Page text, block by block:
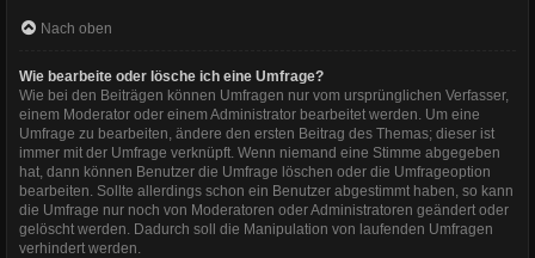
Nach oben
Wie bearbeite oder lösche ich eine Umfrage?
Wie bei den Beiträgen können Umfragen nur vom ursprünglichen Verfasser,
einem Moderator oder einem Administrator bearbeitet werden. Um eine
Umfrage zu bearbeiten, ändere den ersten Beitrag des Themas; dieser ist
immer mit der Umfrage verknüpft. Wenn niemand eine Stimme abgegeben
hat, dann können Benutzer die Umfrage löschen oder die Umfrageoption
bearbeiten. Sollte allerdings schon ein Benutzer abgestimmt haben, so kann
die Umfrage nur noch von Moderatoren oder Administratoren geändert oder
gelöscht werden. Dadurch soll die Manipulation von laufenden Umfragen
verhindert werden.